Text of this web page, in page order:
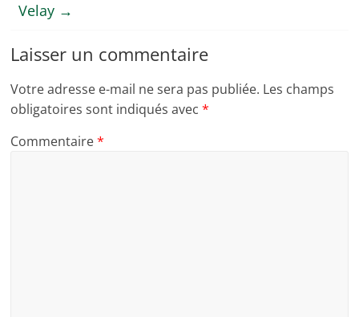
Velay →
Laisser un commentaire
Votre adresse e-mail ne sera pas publiée. Les champs
obligatoires sont indiqués avec*
Commentaire*